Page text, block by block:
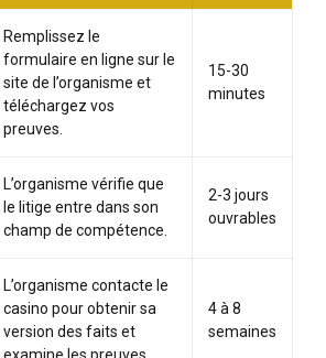
Remplissez le
formulaire en ligne sur le
site de l’organisme et
téléchargez vos
preuves.
15-30
minutes
L’organisme vérifie que
le litige entre dans son
champ de compétence.
2-3 jours
ouvrables
L’organisme contacte le
casino pour obtenir sa
version des faits et
examine les preuves.
4 à 8
semaines